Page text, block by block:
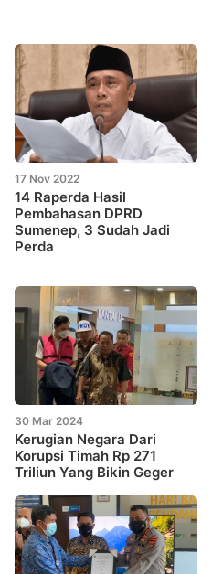
17 Nov 2022
14 Raperda Hasil
Pembahasan DPRD
Sumenep, 3 Sudah Jadi
Perda
30 Mar 2024
Kerugian Negara Dari
Korupsi Timah Rp 271
Triliun Yang Bikin Geger